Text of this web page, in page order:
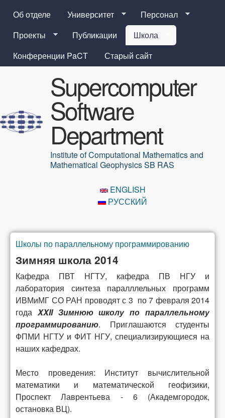
содержанию
Об отделе Университет
Персонал
Проекты
Публикации
Школа
Конференции PaCT
Старый сайт
Supercomputer
Software
Department
Institute of Computational Mathematics and
Mathematical Geophysics SB RAS
ENGLISH
РУССКИЙ
Вы здесь
Школы по параллельному программированию
Зимняя школа 2014
Кафедра ПВТ НГТУ, кафедра ПВ НГУ и
лаборатория синтеза паралллельных программ
ИВМиМГ СО РАН проводят с 3 по 7 февраля 2014
года XXII Зимнюю школу по параллельному
программированию. Приглашаются студенты
ФПМИ НГТУ и ФИТ НГУ, специализирующиеся на
наших кафедрах.
Место проведения: Институт вычислительной
математики и математической геофизики,
Проспект Лаврентьева - 6 (Академгородок,
остановка ВЦ).